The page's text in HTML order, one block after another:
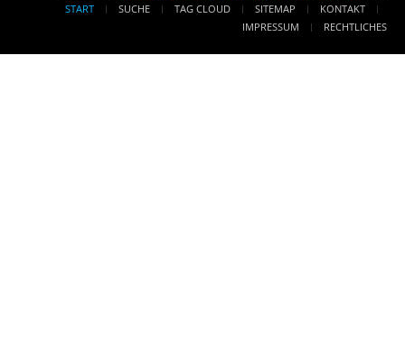
START SUCHE TAG CLOUD SITEMAP
KONTAKT
IMPRESSUM
RECHTLICHES